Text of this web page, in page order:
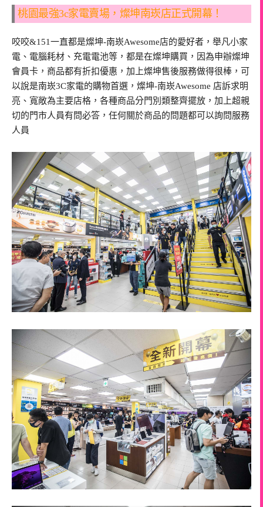
桃園最強3c家電賣場，燦坤南崁店正式開幕！
咬咬&151一直都是燦坤-南崁Awesome店的愛好者，舉凡小家
電、電腦耗材、充電電池等，都是在燦坤購買，因為申辦燦坤
會員卡，商品都有折扣優惠，加上燦坤售後服務做得很棒，可
以說是南崁3C家電的購物首選，燦坤-南崁Awesome 店訴求明
亮、寬敞為主要店格，各種商品分門別類整齊擺放，加上超親
切的門市人員有問必答，任何關於商品的問題都可以詢問服務
人員